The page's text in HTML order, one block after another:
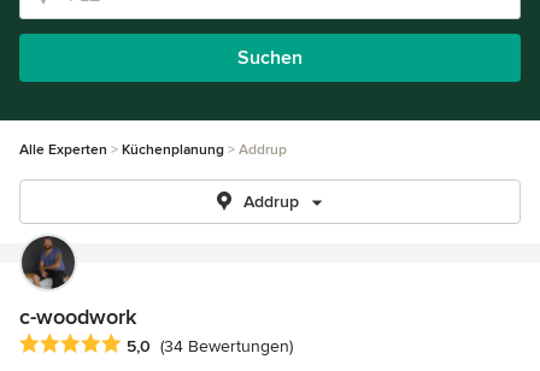
Suchen
Alle Experten Küchenplanung Addrup
Addrup
c-woodwork
Durchschnittliche Bewertung: 5 von 5 Sternen
5,0 (34 Bewertungen)